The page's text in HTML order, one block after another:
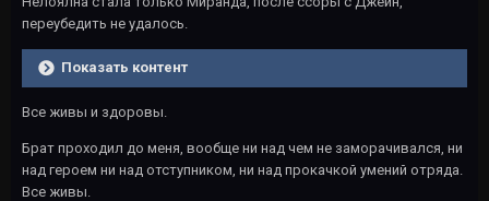
переубедить не удалось.
Показать контент
Все живы и здоровы.
Брат проходил до меня, вообще ни над чем не заморачивался, ни
над героем ни над отступником, ни над прокачкой умений отряда.
Все живы.